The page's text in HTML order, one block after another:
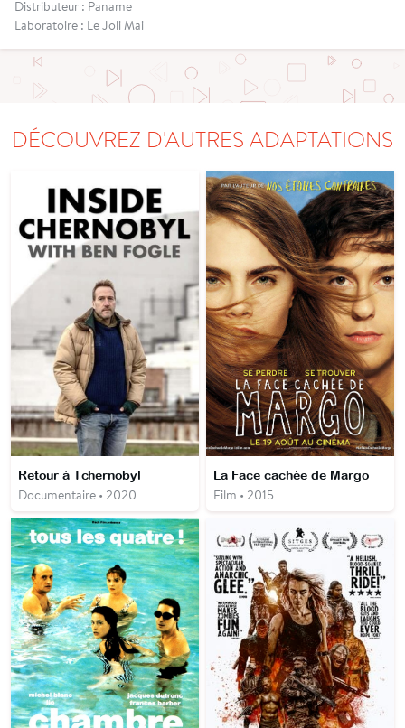
Distributeur : Paname
Laboratoire : Le Joli Mai
DÉCOUVREZ D'AUTRES ADAPTATIONS
Retour à Tchernobyl
Documentaire • 2020
La Face cachée de Margo
Film • 2015